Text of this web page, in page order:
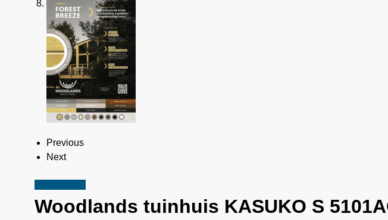
Previous
Next
Woodlands tuinhuis KASUKO S